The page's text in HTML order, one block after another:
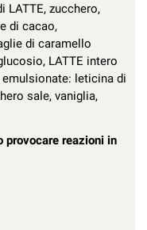
LATTE, zucchero,
di cacao,
di caramello
LATTE intero
emulsionate: leticina di
sale, vaniglia,
provocare reazioni in